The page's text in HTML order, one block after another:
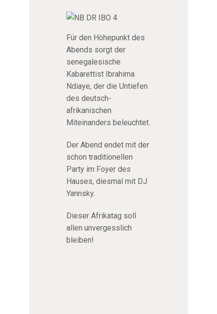
Für den Höhepunkt des
Abends sorgt der
senegalesische
Kabarettist Ibrahima
Ndiaye, der die Untiefen
des deutsch-
afrikanischen
Miteinanders beleuchtet.
Der Abend endet mit der
schon traditionellen
Party im Foyer des
Hauses, diesmal mit DJ
Yannsky.
Dieser Afrikatag soll
allen unvergesslich
bleiben!